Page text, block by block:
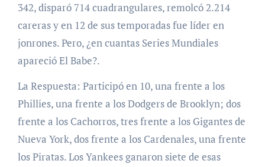
342, disparó 714 cuadrangulares, remolcó 2.214
careras y en 12 de sus temporadas fue líder en
jonrones. Pero, ¿en cuantas Series Mundiales
apareció El Babe?.
La Respuesta: Participó en 10, una frente a los
Phillies, una frente a los Dodgers de Brooklyn; dos
frente a los Cachorros, tres frente a los Gigantes de
Nueva York, dos frente a los Cardenales, una frente
los Piratas. Los Yankees ganaron siete de esas